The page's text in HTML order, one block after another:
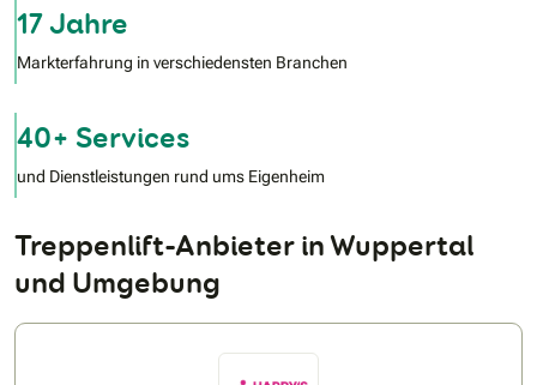
17 Jahre
Markterfahrung in verschiedensten Branchen
40+ Services
und Dienstleistungen rund ums Eigenheim
Treppenlift-Anbieter in Wuppertal
und Umgebung